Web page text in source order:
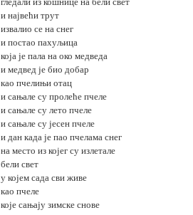
и највећи трут
извалио се на снег
и постао пахуљица
која је пала на око медведа
и медвед је био добар
као пчелињи отац
и сањале су пролеће пчеле
и сањале су лето пчеле
и сањале су јесен пчеле
и дан када је пао пчелама снег
на место из којег су излетале
бели свет
у којем сада сви живе
као пчеле
које сањају зимске снове